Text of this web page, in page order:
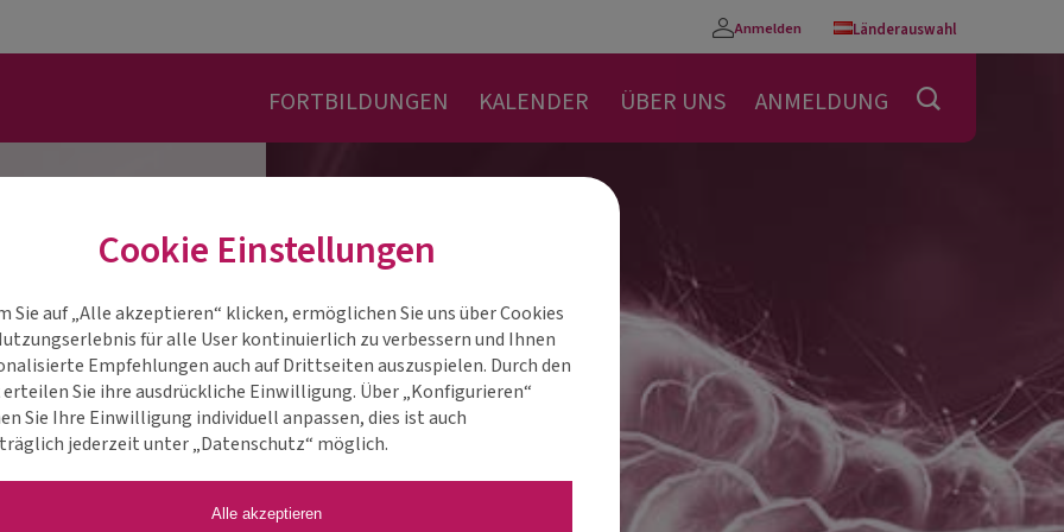
Anmelden
Konto
Länderauswahl
FORTBILDUNGEN KALENDER ÜBER UNS ANMELDUNG
Cookie Einstellungen
Sie auf „Alle akzeptieren“ klicken, ermöglichen Sie uns über Cookies
für alle User kontinuierlich zu verbessern und Ihnen
Empfehlungen auch auf Drittseiten auszuspielen. Durch den
Sie ihre ausdrückliche Einwilligung. Über „Konfigurieren“
Sie Ihre Einwilligung individuell anpassen, dies ist auch
jederzeit unter „Datenschutz“ möglich.
Alle akzeptieren